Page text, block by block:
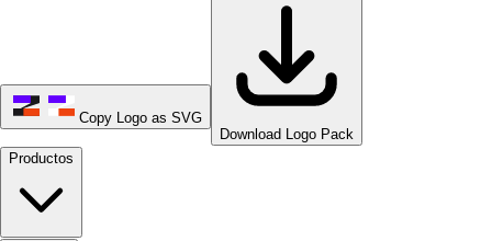
Copy Logo as SVG
Download Logo Pack
Productos